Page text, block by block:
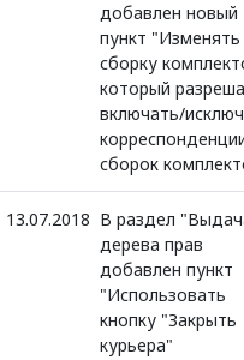
добавлен новый
пункт "Изменять
сборку
который
включать/
сборок
13.07.2018 В раздел
дерева прав
добавлен пункт
"Использовать
кнопку "Закрыть
курьера"